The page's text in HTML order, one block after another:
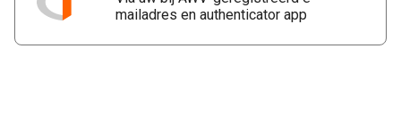
mailadres en authenticator app